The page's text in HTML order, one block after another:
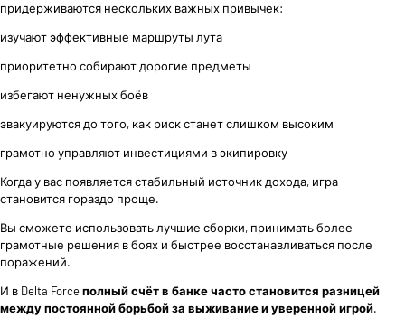
придерживаются нескольких важных привычек:
изучают эффективные маршруты лута
приоритетно собирают дорогие предметы
избегают ненужных боёв
эвакуируются до того, как риск станет слишком высоким
грамотно управляют инвестициями в экипировку
Когда у вас появляется стабильный источник дохода, игра
становится гораздо проще.
Вы сможете использовать лучшие сборки, принимать более
грамотные решения в боях и быстрее восстанавливаться после
поражений.
И в Delta Forceполный счёт в банке часто становится разницей
между постоянной борьбой за выживание и уверенной игрой.